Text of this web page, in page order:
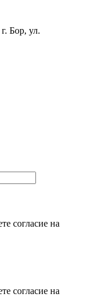
Бор, ул.
согласие на
согласие на